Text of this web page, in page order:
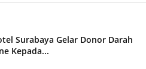
Surabaya Gelar Donor Darah
Kepada...